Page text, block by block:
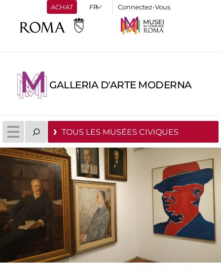
ACHAT Connectez-Vous
GALLERIA D'ARTE MODERNA
TOUS LES MUSÉES CIVIQUES